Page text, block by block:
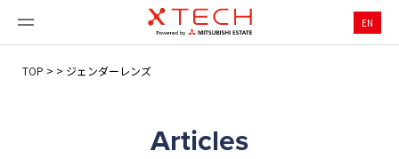
EN
TOP > > ジェンダーレンズ
Articles